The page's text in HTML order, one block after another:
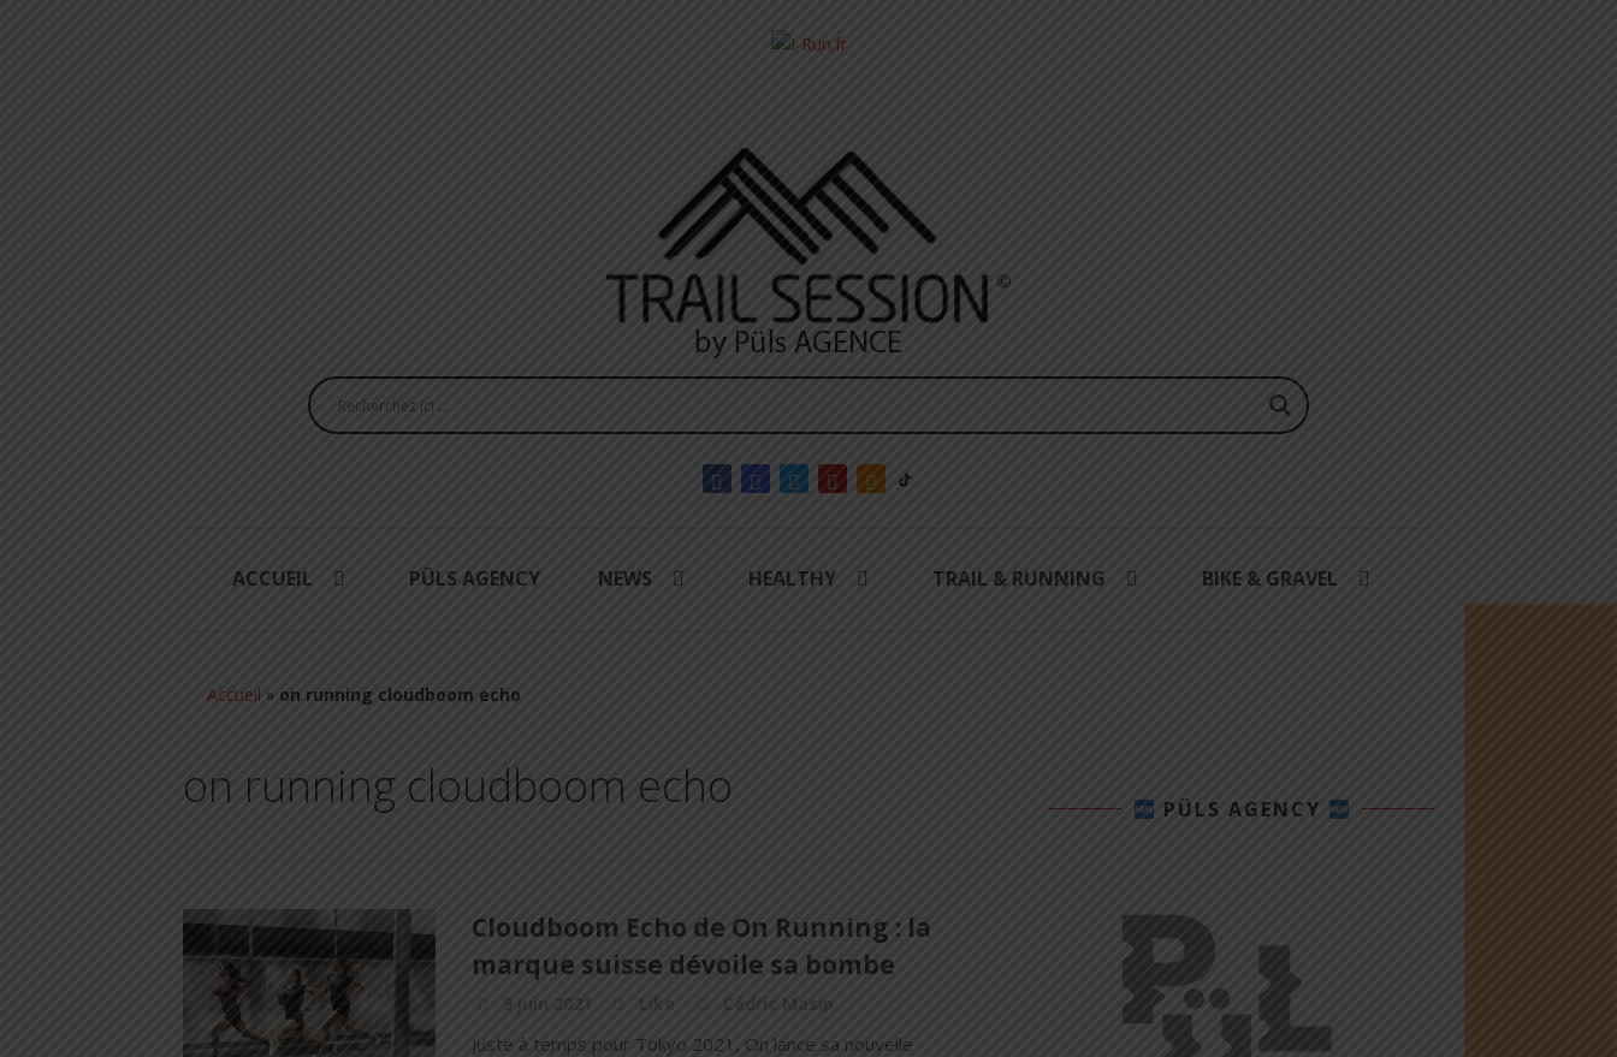
ACCUEIL PÜLS AGENCY NEWS HEALTHY TRAIL & RUNNING BIKE & GRAVEL
Accueil » on running cloudboom echo
on running cloudboom echo
Cloudboom Echo de On Running : la
marque suisse dévoile sa bombe
9 juin 2021 Like Cédric Masip
Juste à temps pour Tokyo 2021, On lance sa nouvelle
PÜLS AGENCY